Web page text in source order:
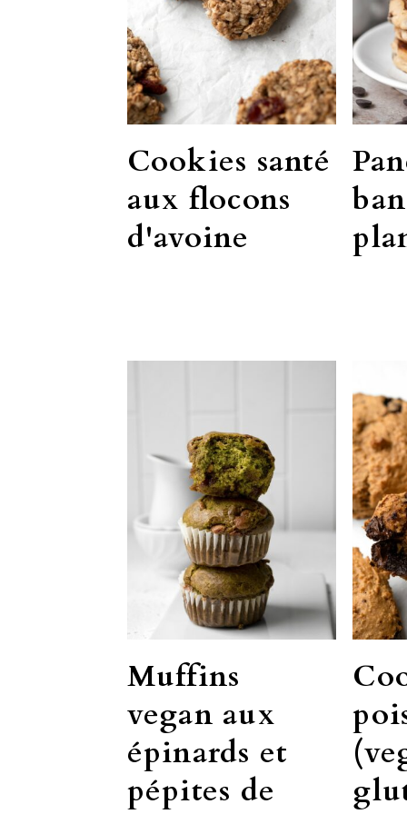
Cookies santé
aux flocons
d'avoine
Muffins
vegan aux
épinards et
pépites de